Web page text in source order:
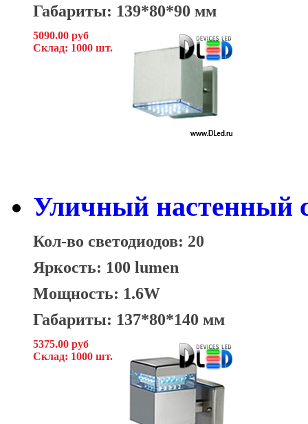
Габариты: 139*80*90 мм
5090.00 руб
Склад: 1000 шт.
Уличный настенный
Кол-во светодиодов: 20
Яркость: 100 lumen
Мощность: 1.6W
Габариты: 137*80*140 мм
5375.00 руб
Склад: 1000 шт.